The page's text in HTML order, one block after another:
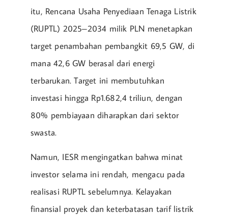
itu, Rencana Usaha Penyediaan Tenaga Listrik
(RUPTL) 2025–2034 milik PLN menetapkan
target penambahan pembangkit 69,5 GW, di
mana 42,6 GW berasal dari energi
terbarukan. Target ini membutuhkan
investasi hingga Rp1.682,4 triliun, dengan
80% pembiayaan diharapkan dari sektor
swasta.
Namun, IESR mengingatkan bahwa minat
investor selama ini rendah, mengacu pada
realisasi RUPTL sebelumnya. Kelayakan
finansial proyek dan keterbatasan tarif listrik